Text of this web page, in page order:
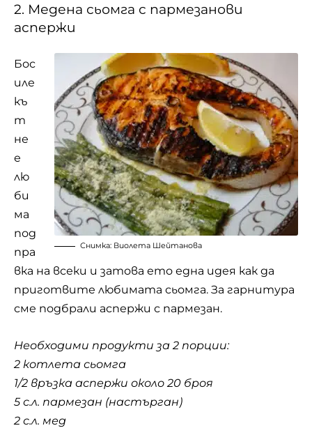
2. Медена сьомга с пармезанови
аспержи
Снимка: Виолета Шейтанова
Бос
иле
къ
т
не
е
лю
би
ма
под
пра
вка на всеки и затова ето една идея как да
приготвите любимата сьомга. За гарнитура
сме подбрали аспержи с пармезан.
Необходими продукти за 2 порции:
2 котлета сьомга
1/2 връзка аспержи около 20 броя
5 с.л. пармезан (настърган)
2 с.л. мед